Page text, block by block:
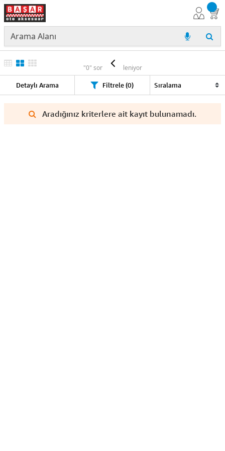
KIA
"0" sonuç listeleniyor
Detaylı Arama Filtrele (0)
Aradığınız kriterlere ait kayıt bulunamadı.